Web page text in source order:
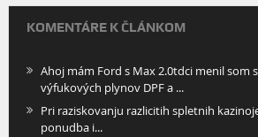
KOMENTÁRE K ČLÁNKOM
Ahoj mám Ford s Max 2.0tdci menil som
výfukových plynov DPF a ...
Pri raziskovanju razlicitih spletnih
ponudba i...